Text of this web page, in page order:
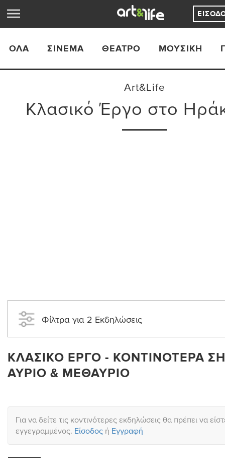
ΟΛΑ ΣΙΝΕΜΆ ΘΈΑΤΡΟ ΜΟΥΣΙΚΉ
Art&Life
Κλασικό Έργο στο
Φίλτρα για 2 Εκδηλώσεις
ΚΛΑΣΙΚΌ ΈΡΓΟ - ΚΟΝΤΙΝΌΤΕΡΑ
ΑΎΡΙΟ & ΜΕΘΑΎΡΙΟ
Για να δείτε τις κοντινότερες εκδηλώσεις θα πρέπει να
εγγεγραμμένος. Είσοδος ή Εγγραφή